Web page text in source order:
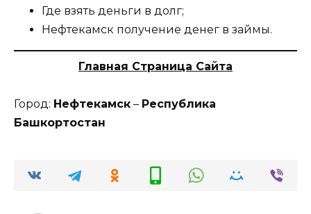
Где взять деньги в долг;
Нефтекамск получение денег в займы.
Главная Страница Сайта
Город: Нефтекамск – Республика
Башкортостан